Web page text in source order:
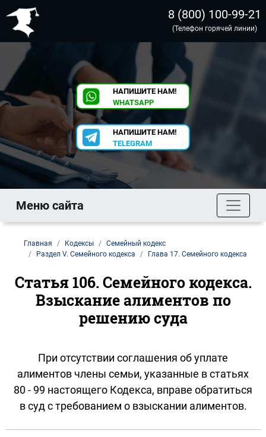
8 (800) 100-99-21
(Телефон горячей линии)
НАПИШИТЕ НАМ!
WHATSAPP
НАПИШИТЕ НАМ!
TELEGRAM
Меню сайта
Главная Кодексы
Семейный кодекс
Раздел V. Семейного кодекса
Глава 17. Семейного кодекса
Статья 106. Семейного кодекса.
Взыскание алиментов по
решению суда
При отсутствии соглашения об уплате
алиментов члены семьи, указанные в статьях
80 - 99 настоящего Кодекса, вправе обратиться
в суд с требованием о взыскании алиментов.